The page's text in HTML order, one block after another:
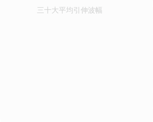
三十大平均引伸波幅